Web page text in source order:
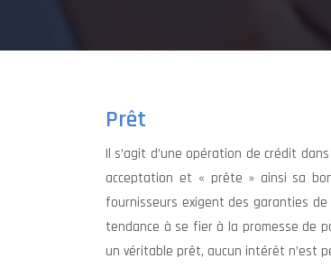
Prêt
Il s’agit d’une opération de crédit
acceptation et « prête » ainsi sa
fournisseurs exigent des garanties
tendance à se fier à la promesse de
un véritable prêt, aucun intérêt n’est